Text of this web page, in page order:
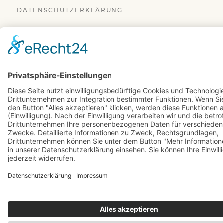
DATENSCHUTZERKLÄRUNG
Links mit einem Sternchen (*) sind Affiliate-Links. Wenn du einen Affiliate-
Link anklickst und im Partner-Shop einkaufst, erhalte ich eine kleine
Provision. Für dich entstehen keinerlei Mehrkosten.
© 2026 BuchBesessen